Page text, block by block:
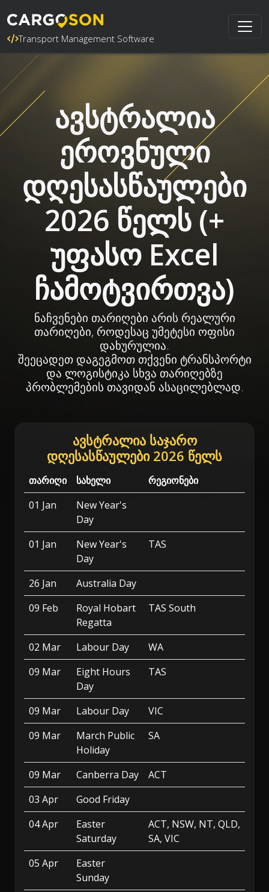
Transport Management Software
ავსტრალია
ეროვნული
დღესასწაულები
2026 წელს (+
უფასო Excel
ჩამოტვირთვა)
ნაჩვენები თარიღები არის რეალური
თარიღები, როდესაც უმეტესი ოფისი
დახურულია.
შეეცადეთ დაგეგმოთ თქვენი ტრანსპორტი
და ლოგისტიკა სხვა თარიღებზე
პრობლემების თავიდან ასაცილებლად.
ავსტრალია საჯარო
დღესასწაულები 2026 წელს
თარიღი სახელი
რეგიონები
01 Jan
New Year's
Day
01 Jan
New Year's
Day
TAS
26 Jan
Australia Day
09 Feb
Royal Hobart
Regatta
TAS South
02 Mar Labour Day
WA
09 Mar
Eight Hours
Day
TAS
09 Mar Labour Day
VIC
09 Mar
March Public
Holiday
SA
09 Mar Canberra Day
ACT
03 Apr
Good Friday
04 Apr
Easter
Saturday
ACT, NSW, NT, QLD,
SA, VIC
05 Apr
Easter
Sunday